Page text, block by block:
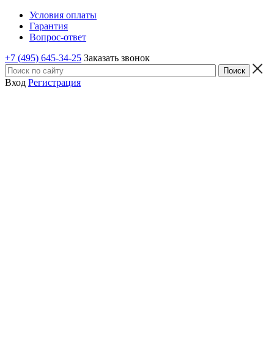
Условия оплаты
Гарантия
Вопрос-ответ
+7 (495) 645-34-25 Заказать звонок
Вход Регистрация